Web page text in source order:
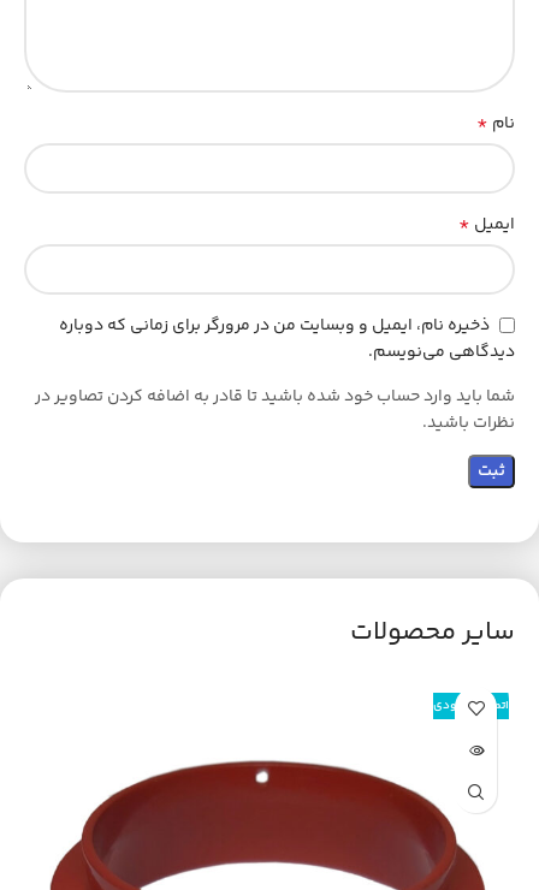
نام *
ایمیل *
ذخیره نام، ایمیل و وبسایت من در مرورگر برای زمانی که دوباره
دیدگاهی می‌نویسم.
شما باید وارد حساب خود شده باشید تا قادر به اضافه کردن تصاویر در
نظرات باشید.
سایر محصولات
اتمام موجودی